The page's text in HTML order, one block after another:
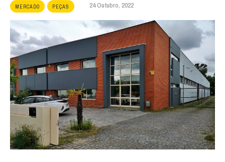
MERCADO PEÇAS 24 Outubro, 2022